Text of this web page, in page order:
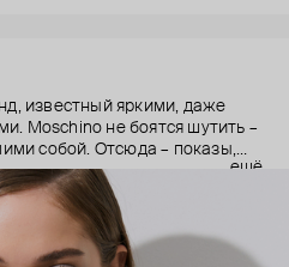
известный яркими, даже
Moschino не боятся шутить –
собой. Отсюда – показы,
событиями, вирусные
Перри в платье-люстре на
в 2019 году?) и
кандидатами, от
ещё